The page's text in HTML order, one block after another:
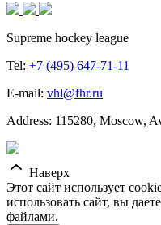
Supreme hockey league
Tel: +7 (495) 647-71-11
E-mail: vhl@fhr.ru
Address: 115280, Moscow,
Наверх
Этот сайт использует
использовать сайт, вы
файлами.